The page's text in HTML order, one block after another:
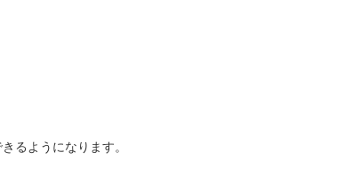
るようになります。